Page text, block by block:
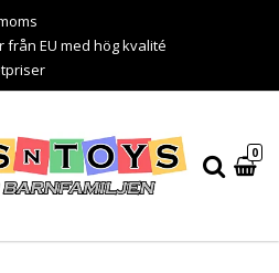
EU med hög kvalité
0